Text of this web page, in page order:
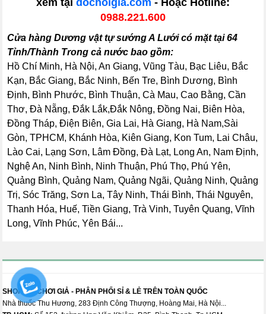
xem tại dochoigia.com - Hoặc Hotline:
0988.221.600
Cửa hàng Dương vật tự sướng A Lưới có mặt tại 64
Tỉnh/Thành Trong cả nước bao gồm:
Hồ Chí Minh, Hà Nội, An Giang, Vũng Tàu, Bạc Liêu, Bắc
Kạn, Bắc Giang, Bắc Ninh, Bến Tre, Bình Dương, Bình
Định, Bình Phước, Bình Thuận, Cà Mau, Cao Bằng, Cần
Thơ, Đà Nẵng, Đắk Lắk,Đắk Nông, Đồng Nai, Biên Hòa,
Đồng Tháp, Điện Biên, Gia Lai, Hà Giang, Hà Nam,Sài
Gòn, TPHCM, Khánh Hòa, Kiên Giang, Kon Tum, Lai Châu,
Lào Cai, Lạng Sơn, Lâm Đồng, Đà Lạt, Long An, Nam Định,
Nghệ An, Ninh Bình, Ninh Thuận, Phú Thọ, Phú Yên,
Quảng Bình, Quảng Nam, Quảng Ngãi, Quảng Ninh, Quảng
Trị, Sóc Trăng, Sơn La, Tây Ninh, Thái Bình, Thái Nguyên,
Thanh Hóa, Huế, Tiền Giang, Trà Vinh, Tuyên Quang, Vĩnh
Long, Vĩnh Phúc, Yên Bái...
SHOP ĐỒ CHƠI GIẢ - PHÂN PHỐI SỈ & LẺ TRÊN TOÀN QUỐC
Nhà thuốc Thu Hương, 283 Định Công Thượng, Hoàng Mai, Hà Nội...